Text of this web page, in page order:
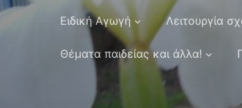
Ειδική Αγωγή Λειτουργία
Θέματα παιδείας και άλλα!